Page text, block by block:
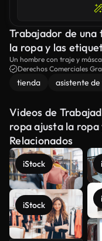
Trabajador de
la ropa y las
Un hombre con traje y
ropa después del bloqueo por
Derechos Comerciales
tienda asistente
Videos de
ropa ajusta la
Relacionados
iStock
iStock